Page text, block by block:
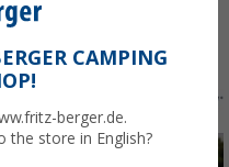
Front für 6
CAMPING
berger.de.
the store in English?